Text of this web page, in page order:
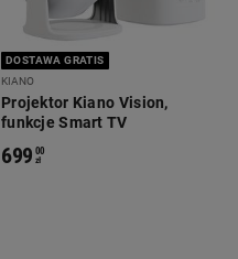
DOSTAWA GRATIS
KIANO
Projektor Kiano Vision,
funkcje Smart TV
699 00
zł